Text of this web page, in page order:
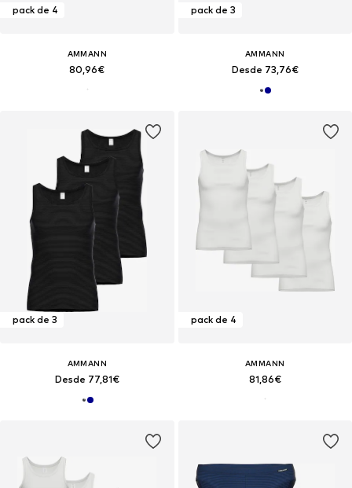
pack de 4
AMMANN
80,96€
pack de 3
AMMANN
Desde 73,76€
pack de 3
AMMANN
Desde 77,81€
pack de 4
AMMANN
81,86€